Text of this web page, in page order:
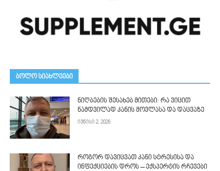
ᲑᲝᲚᲝ ᲡᲘᲐᲮᲚᲔᲔᲑᲘ
ნიღბების შესახებ მითები: რა ვიცით
ნამდვილად კანის მოვლასა და დაცვაზე
ივნისი 2, 2026
როგორ დავიცვათ კანი სტრესისა და
ინფექციების დროს – ექსპერტის რჩევები